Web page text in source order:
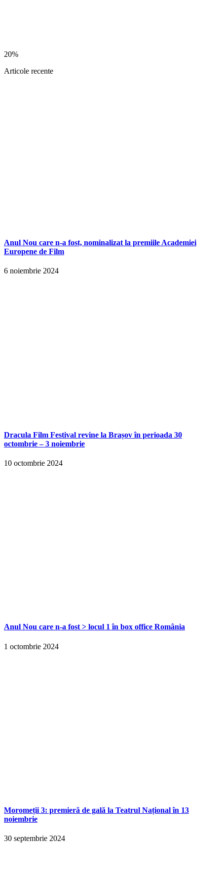
20%
Articole recente
Anul Nou care n-a fost, nominalizat la premiile Academiei
Europene de Film
6 noiembrie 2024
Dracula Film Festival revine la Brașov în perioada 30
octombrie – 3 noiembrie
10 octombrie 2024
Anul Nou care n-a fost > locul 1 în box office România
1 octombrie 2024
Moromeții 3: premieră de gală la Teatrul Național în 13
noiembrie
30 septembrie 2024